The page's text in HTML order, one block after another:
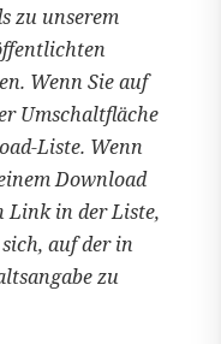
zu unserem
Wenn Sie auf
Umschaltfläche
Liste. Wenn
Download
Link in der Liste,
auf der in
zu